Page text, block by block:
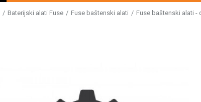
Baterijski alati Fuse Fuse baštenski alati Fuse baštenski alati -